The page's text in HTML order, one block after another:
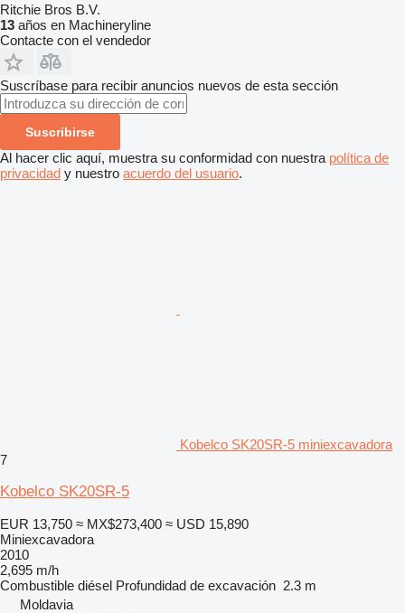
Ritchie Bros B.V.
13 años en Machineryline
Contacte con el vendedor
Suscríbase para recibir anuncios nuevos de esta sección
Suscribirse
Al hacer clic aquí, muestra su conformidad con nuestra política de
privacidad y nuestro acuerdo del usuario.
Kobelco SK20SR-5 miniexcavadora
7
Kobelco SK20SR-5
EUR 13,750 ≈ MX$273,400 ≈ USD 15,890
Miniexcavadora
2010
2,695 m/h
Combustible diésel Profundidad de excavación 2.3 m
Moldavia